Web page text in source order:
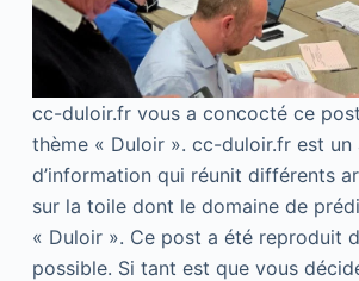
cc-duloir.fr vous a concocté ce
thème « Duloir ». cc-duloir.fr est un
d’information qui réunit différents
sur la toile dont le domaine de
« Duloir ». Ce post a été reproduit
possible. Si tant est que vous